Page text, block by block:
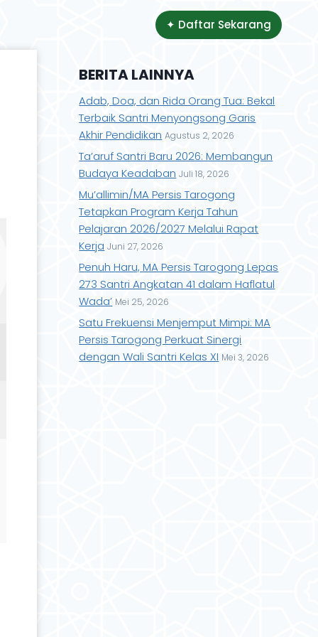
✦ Daftar Sekarang
BERITA LAINNYA
Adab, Doa, dan Rida Orang Tua: Bekal
Terbaik Santri Menyongsong Garis
Akhir Pendidikan Agustus 2, 2026
Ta’aruf Santri Baru 2026: Membangun
Budaya Keadaban Juli 18, 2026
Mu’allimin/MA Persis Tarogong
Tetapkan Program Kerja Tahun
Pelajaran 2026/2027 Melalui Rapat
Kerja Juni 27, 2026
Penuh Haru, MA Persis Tarogong Lepas
273 Santri Angkatan 41 dalam Haflatul
Wada’ Mei 25, 2026
Satu Frekuensi Menjemput Mimpi: MA
Persis Tarogong Perkuat Sinergi
dengan Wali Santri Kelas XI Mei 3, 2026